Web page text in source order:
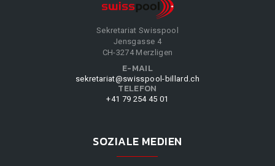
Sekretariat Swisspool
Jensgasse 4
CH-3274 Merzligen
E-MAIL
sekretariat@swisspool-billard.ch
TELEFON
+41 79 254 45 01
SOZIALE MEDIEN